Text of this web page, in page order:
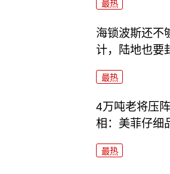
最热
海锁波斯还不
计，陆地也要
最热
4万吨老将压
相：美菲仔细
最热